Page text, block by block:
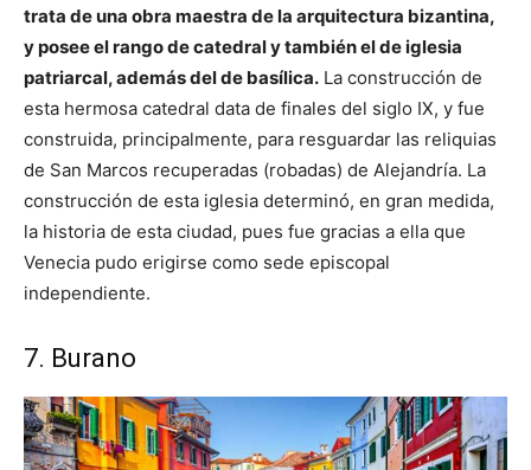
trata de una obra maestra de la arquitectura bizantina,
y posee el rango de catedral y también el de iglesia
patriarcal, además del de basílica. La construcción de
esta hermosa catedral data de finales del siglo IX, y fue
construida, principalmente, para resguardar las reliquias
de San Marcos recuperadas (robadas) de Alejandría. La
construcción de esta iglesia determinó, en gran medida,
la historia de esta ciudad, pues fue gracias a ella que
Venecia pudo erigirse como sede episcopal
independiente.
7. Burano